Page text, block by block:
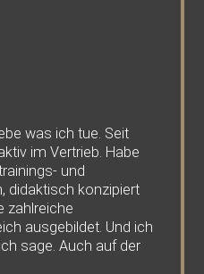
was ich tue. Seit
im Vertrieb. Habe
und
didaktisch konzipiert
zahlreiche
ausgebildet. Und ich
sage. Auch auf der